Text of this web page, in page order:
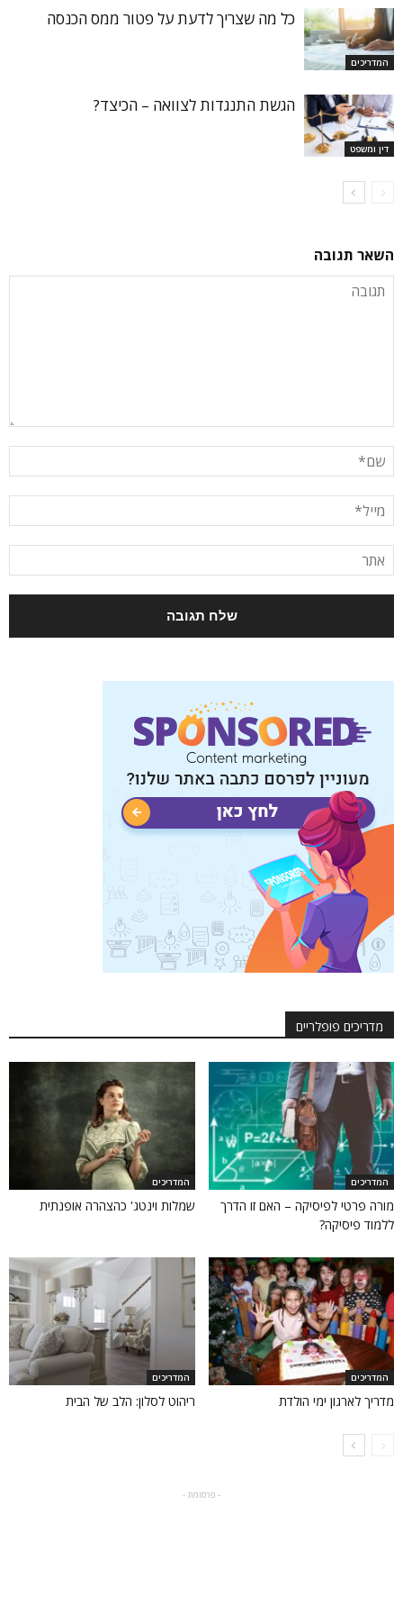
המדריכים
כל מה שצריך לדעת על פטור ממס הכנסה
דין ומשפט
הגשת התנגדות לצוואה – הכיצד?
השאר תגובה
מדריכים פופלריים
המדריכים
מורה פרטי לפיסיקה – האם זו הדרך
ללמוד פיסיקה?
המדריכים
שמלות וינטג' כהצהרה אופנתית
המדריכים
מדריך לארגון ימי הולדת
המדריכים
ריהוט לסלון: הלב של הבית
- פרסומת -